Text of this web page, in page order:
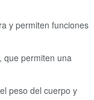
y permiten funciones
que permiten una
peso del cuerpo y